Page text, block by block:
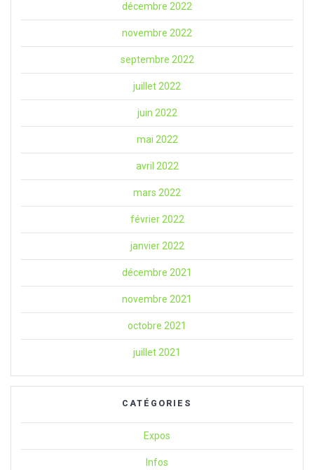
décembre 2022
novembre 2022
septembre 2022
juillet 2022
juin 2022
mai 2022
avril 2022
mars 2022
février 2022
janvier 2022
décembre 2021
novembre 2021
octobre 2021
juillet 2021
CATÉGORIES
Expos
Infos